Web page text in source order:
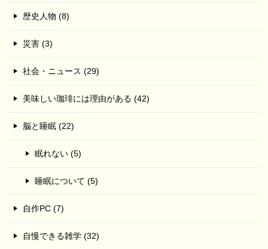
歴史人物 (8)
災害 (3)
社会・ニュース (29)
美味しい珈琲には理由がある (42)
脳と睡眠 (22)
眠れない (5)
睡眠について (5)
自作PC (7)
自慢できる雑学 (32)